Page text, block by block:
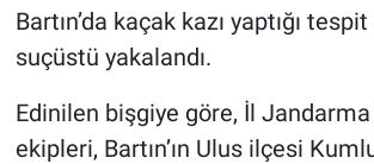
Bartın’da kaçak kazı yaptığı
suçüstü yakalandı.
Edinilen bişgiye göre, İl Jandarma
ekipleri, Bartın’ın Ulus ilçesi